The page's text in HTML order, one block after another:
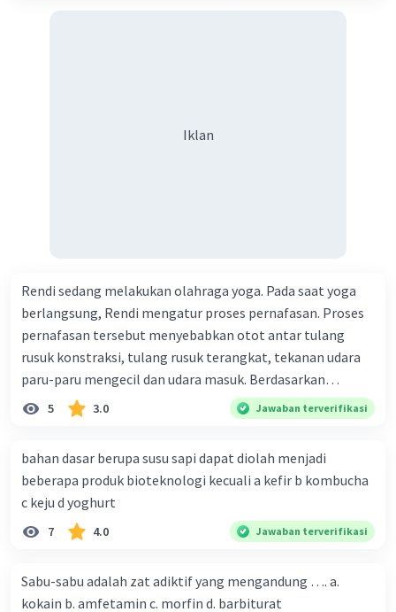
Iklan
Rendi sedang melakukan olahraga yoga. Pada saat yoga
berlangsung, Rendi mengatur proses pernafasan. Proses
pernafasan tersebut menyebabkan otot antar tulang
rusuk konstraksi, tulang rusuk terangkat, tekanan udara
paru-paru mengecil dan udara masuk. Berdasarkan
informasi tersebut, dapat disimpulkan bahwa Rendi
sedang melakukan proses pernafasan....
5 3.0 Jawaban terverifikasi
bahan dasar berupa susu sapi dapat diolah menjadi
beberapa produk bioteknologi kecuali a kefir b kombucha
c keju d yoghurt
7 4.0 Jawaban terverifikasi
Sabu-sabu adalah zat adiktif yang mengandung …. a.
kokain b. amfetamin c. morfin d. barbiturat